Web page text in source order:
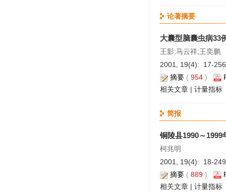
论著摘要
大囊型脑囊虫病33
王影;马云祥;王奕鹏
2001, 19(4): 17-
摘要 ( 954 )
相关文章 | 计量指标
简报
铜陵县1990～
柯兆明
2001, 19(4): 18-
摘要 ( 889 )
相关文章 | 计量指标